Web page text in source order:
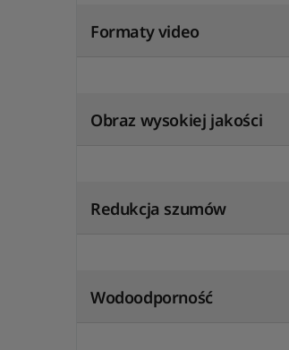
Formaty video
Obraz wysokiej jakości
Redukcja szumów
Wodoodporność